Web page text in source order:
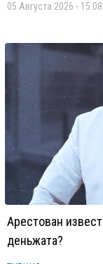
05 Августа 2026 - 15:08
Арестован
деньжата?